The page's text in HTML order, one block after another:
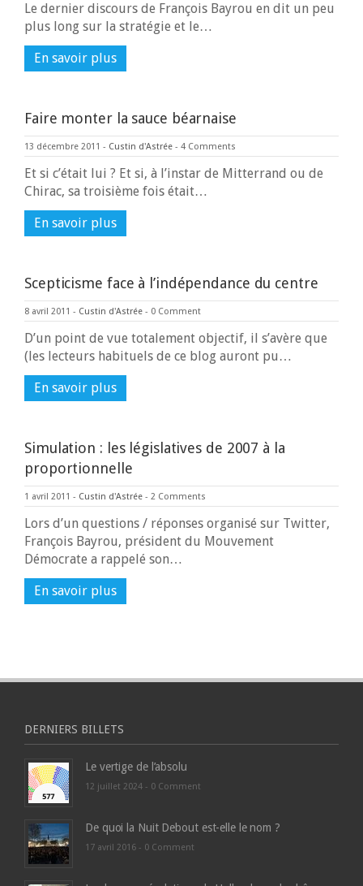
Le dernier discours de François Bayrou en dit un peu
plus long sur la stratégie et le…
En savoir plus
Faire monter la sauce béarnaise
13 décembre 2011 - Custin d'Astrée - 4 Comments
Et si c’était lui ? Et si, à l’instar de Mitterrand ou de
Chirac, sa troisième fois était…
En savoir plus
Scepticisme face à l’indépendance du centre
8 avril 2011 - Custin d'Astrée - 0 Comment
D’un point de vue totalement objectif, il s’avère que
(les lecteurs habituels de ce blog auront pu…
En savoir plus
Simulation : les législatives de 2007 à la
proportionnelle
1 avril 2011 - Custin d'Astrée - 2 Comments
Lors d’un questions / réponses organisé sur Twitter,
François Bayrou, président du Mouvement
Démocrate a rappelé son…
En savoir plus
DERNIERS BILLETS
Le vertige de l’absolu
12 juillet 2024 - 0 Comment
De quoi la Nuit Debout est-elle le nom ?
17 avril 2016 - 0 Comment